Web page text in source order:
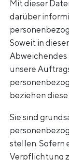
Mit dieser
darüber
Soweit in
Abweichendes
unsere
beziehen
Sie sind
stellen. Sofern
Verpflichtung